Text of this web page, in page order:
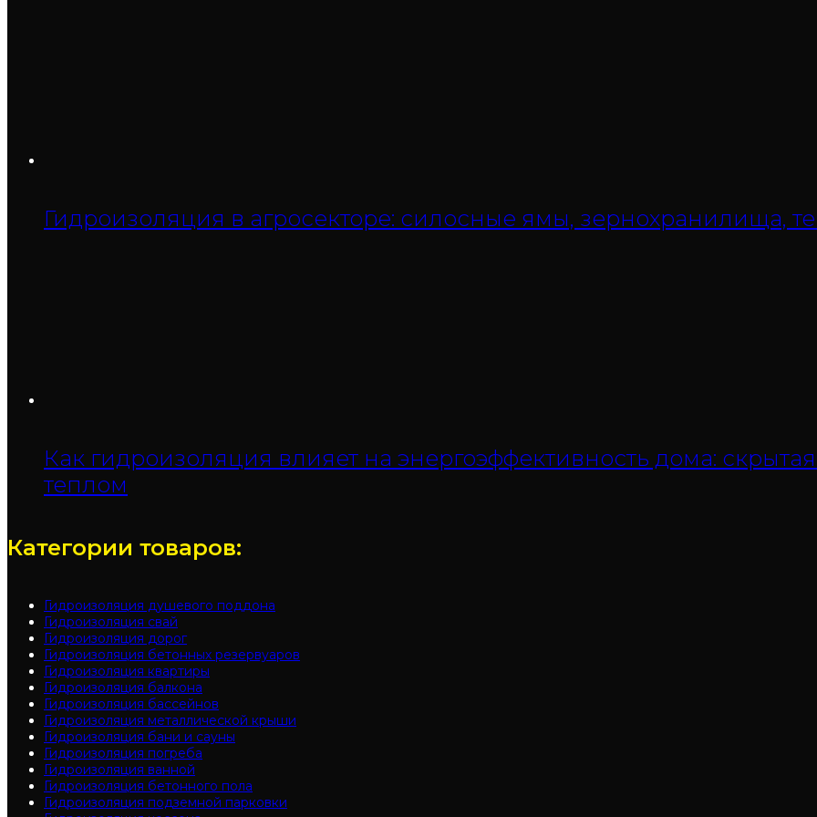
Гидроизоляция в агросекторе: силосные ямы, зернохранилища,
Как гидроизоляция влияет на энергоэффективность дома:
теплом
Категории товаров:
Гидроизоляция душевого поддона
Гидроизоляция свай
Гидроизоляция дорог
Гидроизоляция бетонных резервуаров
Гидроизоляция квартиры
Гидроизоляция балкона
Гидроизоляция бассейнов
Гидроизоляция металлической крыши
Гидроизоляция бани и сауны
Гидроизоляция погреба
Гидроизоляция ванной
Гидроизоляция бетонного пола
Гидроизоляция подземной парковки